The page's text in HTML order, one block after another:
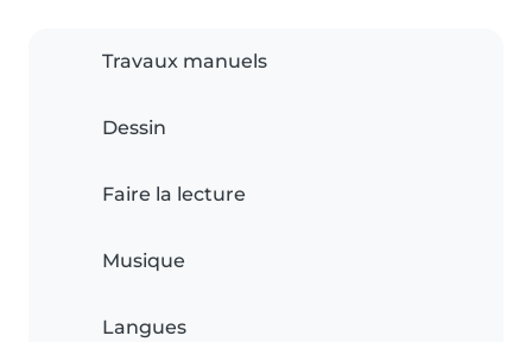
Travaux manuels
Dessin
Faire la lecture
Musique
Langues